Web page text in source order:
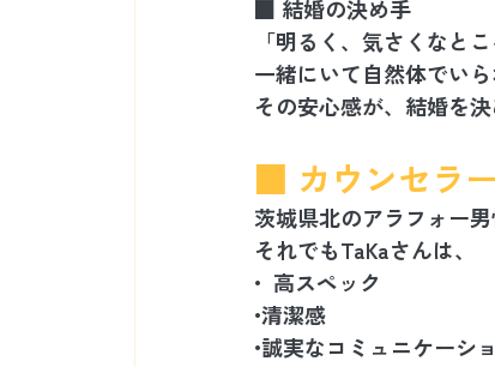
■ 結婚の決め手
「明るく、気さくなとこ
一緒にいて自然体でいら
その安心感が、結婚を
■ カウンセラ
茨城県北のアラフォー
それでもTaKaさんは、
•  高スペック
•清潔感
•誠実なコミュニケーシ